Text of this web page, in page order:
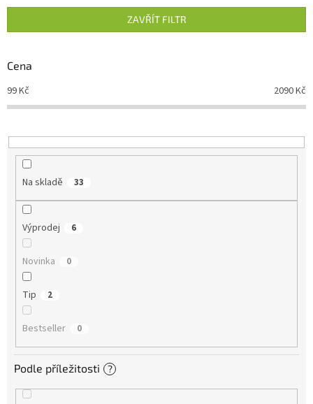
í
r
o
d
u
t
ů
ZAVŘÍT FILTR
Cena
99Kč 2090Kč
Na skladě 33
Výprodej 6
Novinka 0
Tip 2
Bestseller 0
Podle příležitosti ?